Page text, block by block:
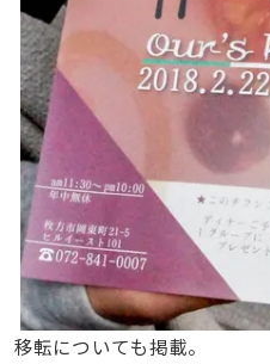
移転についても掲載。